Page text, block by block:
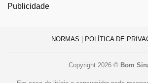
Publicidade
NORMAS POLÍTICA DE
Copyright 2026 © Bom